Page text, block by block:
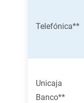
Telefónica**
Unicaja
Banco**